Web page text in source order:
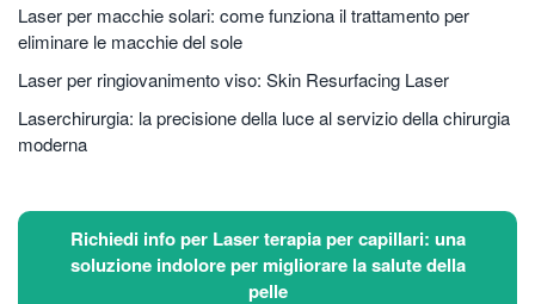
Laser per macchie solari: come funziona il trattamento per
eliminare le macchie del sole
Laser per ringiovanimento viso: Skin Resurfacing Laser
Laserchirurgia: la precisione della luce al servizio della chirurgia
moderna
Richiedi info per Laser terapia per capillari: una
soluzione indolore per migliorare la salute della
pelle